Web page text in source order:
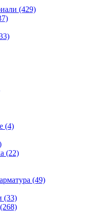
(429)
(4)
(22)
(49)
(33)
(268)